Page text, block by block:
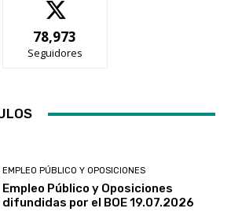
78,973
Seguidores
EMPLEO PÚBLICO Y OPOSICIONES
Empleo Público y Oposiciones
difundidas por el BOE 19.07.2026